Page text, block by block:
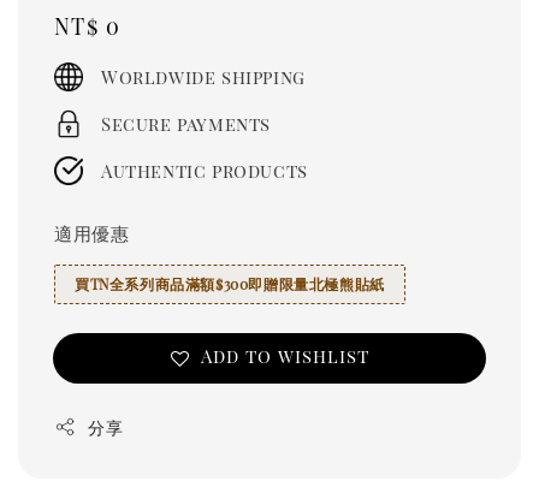
Regular
price
NT$ 0
Worldwide shipping
Secure payments
Authentic products
適用優惠
買TN全系列商品滿額$300即贈限量北極熊貼紙
Add to wishlist
分享